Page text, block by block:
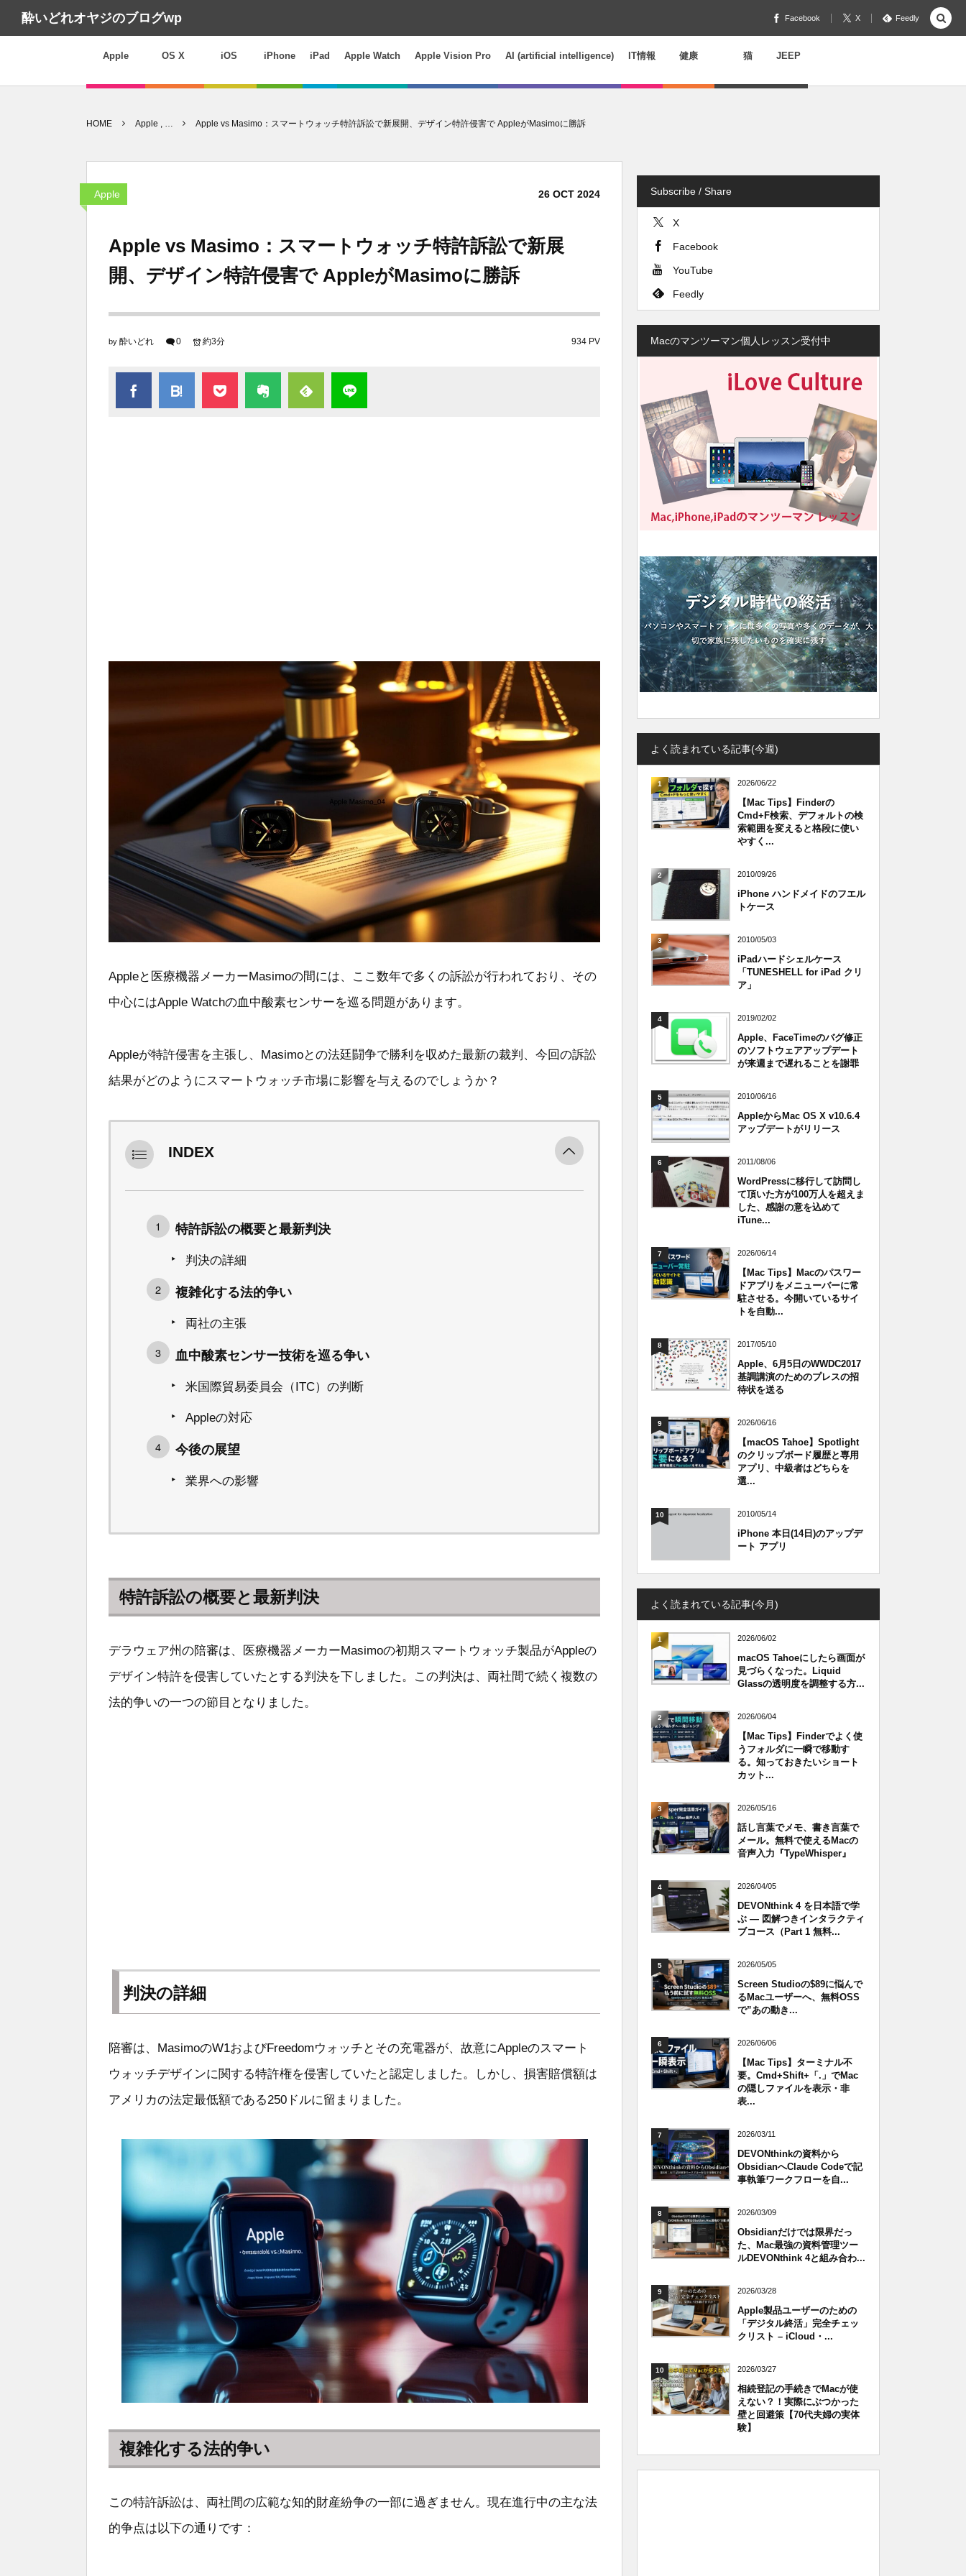
酔いどれオヤジのブログwp Facebook X Feedly
Apple OS X iOS iPhone iPad Apple Watch Apple Vision Pro AI (artificial intelligence) IT情報 健康 猫 JEEP
HOME Apple , … Apple vs Masimo：スマートウォッチ特許訴訟で新展開、デザイン特許侵害で AppleがMasimoに勝訴
Apple 26 OCT 2024
Apple vs Masimo：スマートウォッチ特許訴訟で新展
開、デザイン特許侵害で AppleがMasimoに勝訴
by 酔いどれ 0 934 PV
約3分
Appleと医療機器メーカーMasimoの間には、ここ数年で多くの訴訟が行われており、その
中心にはApple Watchの血中酸素センサーを巡る問題があります。
Appleが特許侵害を主張し、Masimoとの法廷闘争で勝利を収めた最新の裁判、今回の訴訟
結果がどのようにスマートウォッチ市場に影響を与えるのでしょうか？
INDEX
特許訴訟の概要と最新判決
判決の詳細
複雑化する法的争い
両社の主張
血中酸素センサー技術を巡る争い
米国際貿易委員会（ITC）の判断
Appleの対応
今後の展望
業界への影響
特許訴訟の概要と最新判決
デラウェア州の陪審は、医療機器メーカーMasimoの初期スマートウォッチ製品がAppleの
デザイン特許を侵害していたとする判決を下しました。この判決は、両社間で続く複数の
法的争いの一つの節目となりました。
判決の詳細
陪審は、MasimoのW1およびFreedomウォッチとその充電器が、故意にAppleのスマート
ウォッチデザインに関する特許権を侵害していたと認定しました。しかし、損害賠償額は
アメリカの法定最低額である250ドルに留まりました。
複雑化する法的争い
この特許訴訟は、両社間の広範な知的財産紛争の一部に過ぎません。現在進行中の主な法
的争点は以下の通りです：
Subscribe / Share
X
Facebook
YouTube
Feedly
Macのマンツーマン個人レッスン受付中
よく読まれている記事(今週)
1 2026/06/22
【Mac Tips】Finderの
Cmd+F検索、デフォルトの検
索範囲を変えると格段に使い
やすく...
2 2010/09/26
iPhone ハンドメイドのフエル
トケース
3 2010/05/03
iPadハードシェルケース
「TUNESHELL for iPad クリ
ア」
4 2019/02/02
Apple、FaceTimeのバグ修正
のソフトウェアアップデート
が来週まで遅れることを謝罪
5 2010/06/16
AppleからMac OS X v10.6.4
アップデートがリリース
6 2011/08/06
WordPressに移行して訪問し
て頂いた方が100万人を超えま
した、感謝の意を込めて
iTune...
7 2026/06/14
【Mac Tips】Macのパスワー
ドアプリをメニューバーに常
駐させる。今開いているサイ
トを自動...
8 2017/05/10
Apple、6月5日のWWDC2017
基調講演のためのプレスの招
待状を送る
9 2026/06/16
【macOS Tahoe】Spotlight
のクリップボード履歴と専用
アプリ、中級者はどちらを
選...
10 2010/05/14
iPhone 本日(14日)のアップデ
ート アプリ
よく読まれている記事(今月)
1 2026/06/02
macOS Tahoeにしたら画面が
見づらくなった。Liquid
Glassの透明度を調整する方...
2 2026/06/04
【Mac Tips】Finderでよく使
うフォルダに一瞬で移動す
る。知っておきたいショート
カット...
3 2026/05/16
話し言葉でメモ、書き言葉で
メール。無料で使えるMacの
音声入力『TypeWhisper』
4 2026/04/05
DEVONthink 4 を日本語で学
ぶ — 図解つきインタラクティ
ブコース（Part 1 無料...
5 2026/05/05
Screen Studioの$89に悩んで
るMacユーザーへ、無料OSS
で”あの動き...
6 2026/06/06
【Mac Tips】ターミナル不
要。Cmd+Shift+「.」でMac
の隠しファイルを表示・非
表...
7 2026/03/11
DEVONthinkの資料から
ObsidianへClaude Codeで記
事執筆ワークフローを自...
8 2026/03/09
Obsidianだけでは限界だっ
た、Mac最強の資料管理ツー
ルDEVONthink 4と組み合わ...
9 2026/03/28
Apple製品ユーザーのための
「デジタル終活」完全チェッ
クリスト – iCloud・...
10 2026/03/27
相続登記の手続きでMacが使
えない？！実際にぶつかった
壁と回避策【70代夫婦の実体
験】